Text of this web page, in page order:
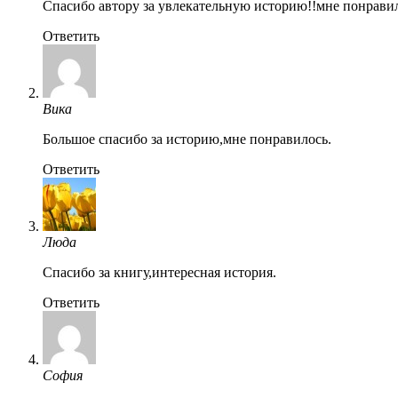
Спасибо автору за увлекательную историю!!мне
Ответить
Вика
Большое спасибо за историю,мне понравилось.
Ответить
Люда
Спасибо за книгу,интересная история.
Ответить
София